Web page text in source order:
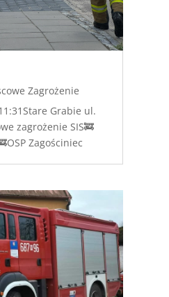
Zagrożenie
Grabie ul.
zagrożenie SIS🚒
Zagościniec